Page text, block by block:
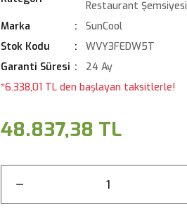
Restaurant Şemsiyesi
Marka
SunCool
Stok Kodu
WVY3FEDW5T
Garanti Süresi
24 Ay
*6.338,01 TL den başlayan taksitlerle!
48.837,38 TL